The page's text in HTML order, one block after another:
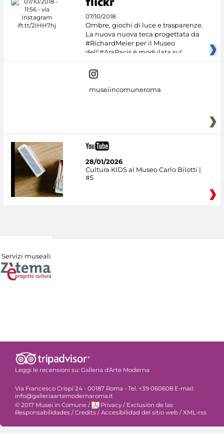
07/10/2018
Ombre, giochi di luce e trasparenze.
La nuova nuova teca progettata da
#RichardMeier per il Museo
dell'#AraPacis è modulata sul
museiincomuneroma
28/01/2026
Cultura KIDS al Museo Carlo Bilotti |
#5
Servizi museali
Leggi le recensioni su: Galleria d'Arte Moderna
Via Francesco Crispi 24 - 00187 Roma - Tel. +39 060608 E-mail:
info@galleriaartemodernaroma.it
© 2017 Musei in Comune / Privacy / Exclusiòn de las
Responsabilidades / Credits / Accesibilidad del sitio web / XML-rss